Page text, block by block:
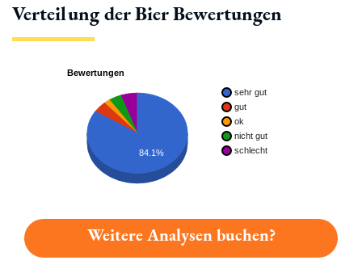
Verteilung der Bier Bewertungen
Bewertungen
sehr gut
gut
ok
nicht gut
schlecht
84.1%
Weitere Analysen buchen?